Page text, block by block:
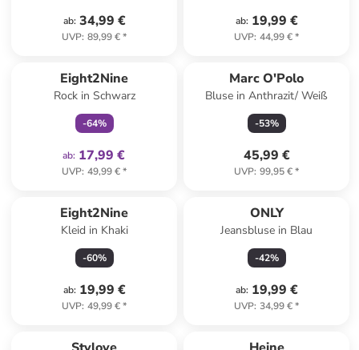
ab: 34,99 €
UVP: 89,99 €*
ab: 19,99 €
UVP: 44,99 €*
Eight2Nine
Rock in Schwarz
-64%
ab: 17,99 €
UVP: 49,99 €*
Marc O'Polo
Bluse in Anthrazit/ Weiß
-53%
45,99 €
UVP: 99,95 €*
Eight2Nine
Kleid in Khaki
-60%
ab: 19,99 €
UVP: 49,99 €*
ONLY
Jeansbluse in Blau
-42%
ab: 19,99 €
UVP: 34,99 €*